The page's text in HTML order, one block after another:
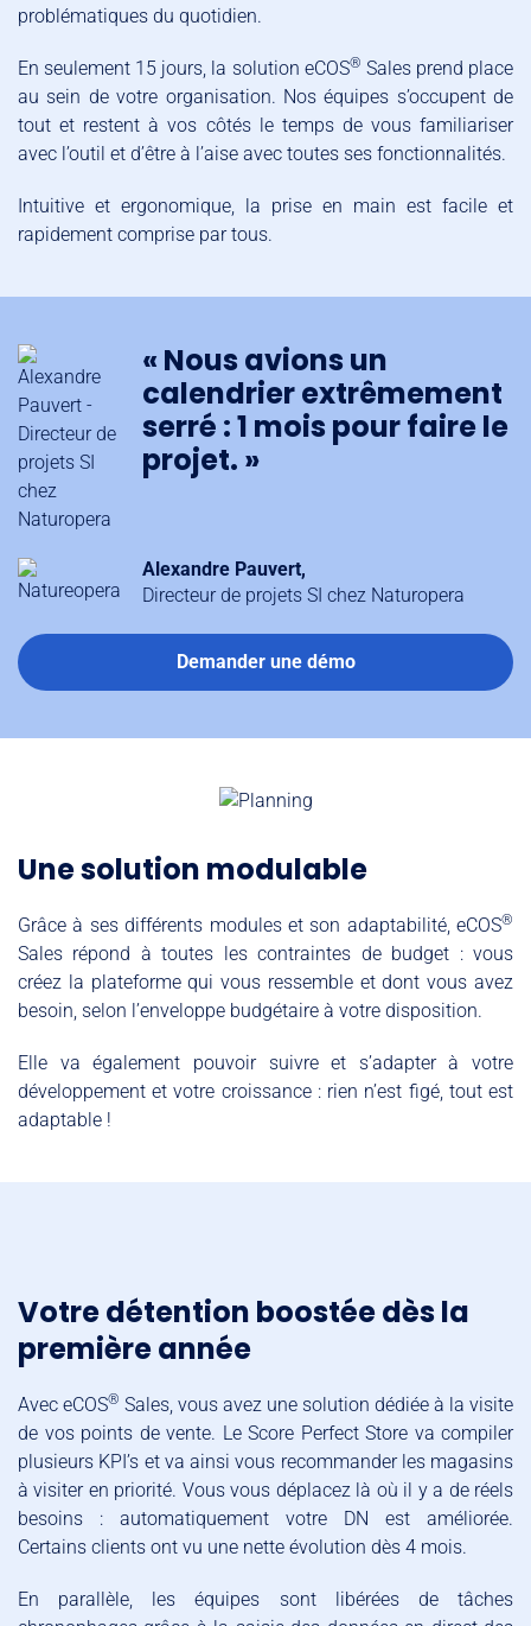
problématiques du quotidien.
En seulement 15 jours, la solution eCOS® Sales prend place
au sein de votre organisation. Nos équipes s’occupent de
tout et restent à vos côtés le temps de vous familiariser
avec l’outil et d’être à l’aise avec toutes ses fonctionnalités.
Intuitive et ergonomique, la prise en main est facile et
rapidement comprise par tous.
« Nous avions un
calendrier extrêmement
serré : 1 mois pour faire le
projet. »
Alexandre Pauvert,
Directeur de projets SI chez Naturopera
Demander une démo
Une solution modulable
Grâce à ses différents modules et son adaptabilité, eCOS®
Sales répond à toutes les contraintes de budget : vous
créez la plateforme qui vous ressemble et dont vous avez
besoin, selon l’enveloppe budgétaire à votre disposition.
Elle va également pouvoir suivre et s’adapter à votre
développement et votre croissance : rien n’est figé, tout est
adaptable !
Votre détention boostée dès la
première année
Avec eCOS® Sales, vous avez une solution dédiée à la visite
de vos points de vente. Le Score Perfect Store va compiler
plusieurs KPI’s et va ainsi vous recommander les magasins
à visiter en priorité. Vous vous déplacez là où il y a de réels
besoins : automatiquement votre DN est améliorée.
Certains clients ont vu une nette évolution dès 4 mois.
En parallèle, les équipes sont libérées de tâches